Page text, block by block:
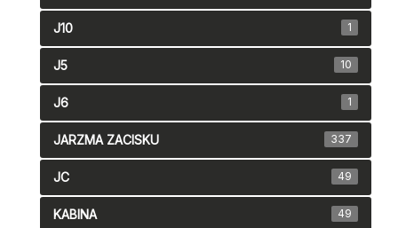
J10 1
J5 10
J6 1
JARZMA ZACISKU 337
JC 49
KABINA 49